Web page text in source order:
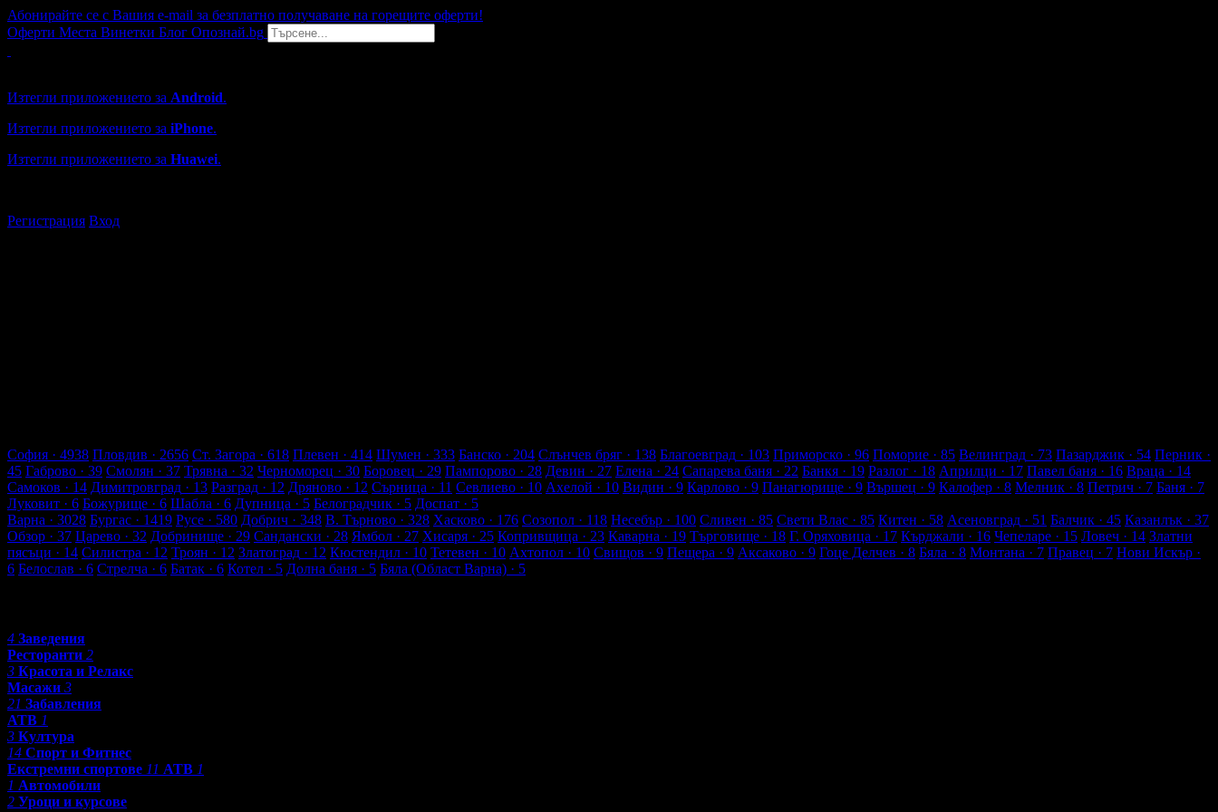
Абонирайте се с Вашия e-mail за безплатно получаване на горещите оферти!
Оферти Места Винетки Блог Опознай.bg
Изтегли приложението за Android.
Изтегли приложението за iPhone.
Изтегли приложението за Huawei.
Регистрация Вход
София · 4938 Пловдив · 2656 Ст. Загора · 618 Плевен · 414 Шумен · 333 Банско · 204 Слънчев бряг · 138 Благоевград · 103 Приморско · 96 Поморие · 85 Велинград · 73 Пазарджик · 54 Перник ·
45 Габрово · 39 Смолян · 37 Трявна · 32 Черноморец · 30 Боровец · 29 Пампорово · 28 Девин · 27 Елена · 24 Сапарева баня · 22 Банкя · 19 Разлог · 18 Априлци · 17 Павел баня · 16 Враца · 14
Самоков · 14 Димитровград · 13 Разград · 12 Дряново · 12 Сърница · 11 Севлиево · 10 Ахелой · 10 Видин · 9 Карлово · 9 Панагюрище · 9 Вършец · 9 Калофер · 8 Мелник · 8 Петрич · 7 Баня · 7
Луковит · 6 Божурище · 6 Шабла · 6 Дупница · 5 Белоградчик · 5 Доспат · 5
Варна · 3028 Бургас · 1419 Русе · 580 Добрич · 348 В. Търново · 328 Хасково · 176 Созопол · 118 Несебър · 100 Сливен · 85 Свети Влас · 85 Китен · 58 Асеновград · 51 Балчик · 45 Казанлък · 37
Обзор · 37 Царево · 32 Добринище · 29 Сандански · 28 Ямбол · 27 Хисаря · 25 Копривщица · 23 Каварна · 19 Търговище · 18 Г. Оряховица · 17 Кърджали · 16 Чепеларе · 15 Ловеч · 14 Златни
пясъци · 14 Силистра · 12 Троян · 12 Златоград · 12 Кюстендил · 10 Тетевен · 10 Ахтопол · 10 Свищов · 9 Пещера · 9 Аксаково · 9 Гоце Делчев · 8 Бяла · 8 Монтана · 7 Правец · 7 Нови Искър ·
6 Белослав · 6 Стрелча · 6 Батак · 6 Котел · 5 Долна баня · 5 Бяла (Област Варна) · 5
4 Заведения
Ресторанти 2
3 Красота и Релакс
Масажи 3
21 Забавления
АТВ 1
3 Култура
14 Спорт и Фитнес
Екстремни спортове 11 АТВ 1
1 Автомобили
2 Уроци и курсове